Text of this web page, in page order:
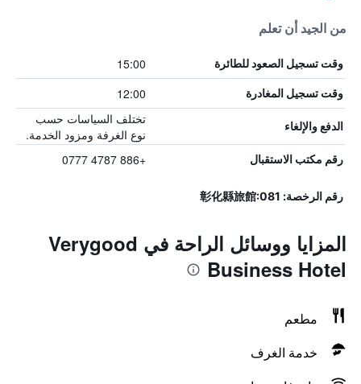
من الجيد أن تعلم
وقت تسجيل الصعود للطائرة 15:00
وقت تسجيل المغادرة 12:00
الدفع والإلغاء
تختلف السياسات حسب
نوع الغرفة ومزود الخدمة.
رقم مكتب الاستقبال +886 4787 0777
رقم الرخصة: 彰化縣旅館:081
المزايا ووسائل الراحة في Verygood
Business Hotel
مطعم
خدمة الغرف